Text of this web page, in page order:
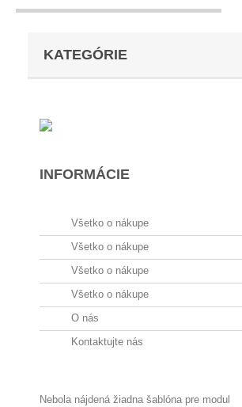
KATEGÓRIE
Všetko o nákupe
Všetko o nákupe
O nás
Kontaktujte nás
leomanagewidgets
INFORMÁCIE
Všetko o nákupe
Všetko o nákupe
Všetko o nákupe
LED LAMPY